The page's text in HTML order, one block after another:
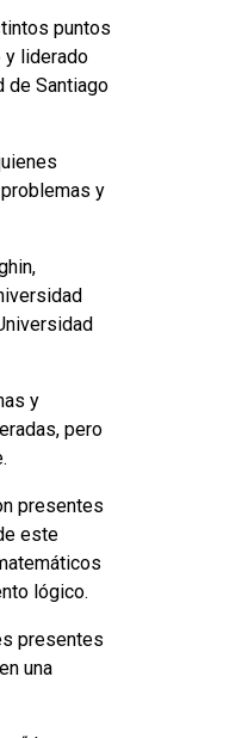
puntos
y liderado
de Santiago
y
y
pero
presentes
este
lógico.
presentes
una